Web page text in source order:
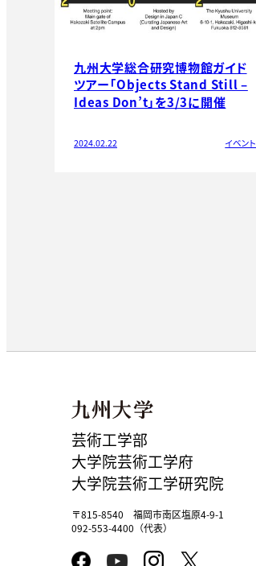
九州大学総合研究博物館ガイド
ツアー「Objects Stand Still –
Ideas Don’t」を3/3に開催
2024.02.22 イベント
芸術工学部
大学院芸術工学府
大学院芸術工学研究院
〒815-8540 福岡市南区塩原4-9-1
092-553-4400（代表）